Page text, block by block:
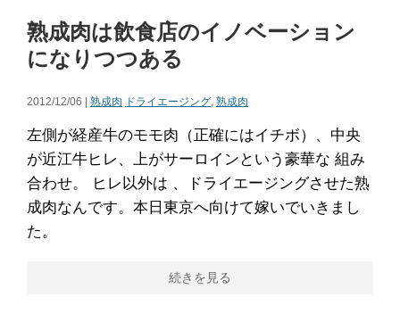
熟成肉は飲食店のイノベーション
になりつつある
2012/12/06 | 熟成肉 ドライエージング, 熟成肉
左側が経産牛のモモ肉（正確にはイチボ）、中央
が近江牛ヒレ、上がサーロインという豪華な 組み
合わせ。 ヒレ以外は 、ドライエージングさせた熟
成肉なんです。本日東京へ向けて嫁いでいきまし
た。
続きを見る